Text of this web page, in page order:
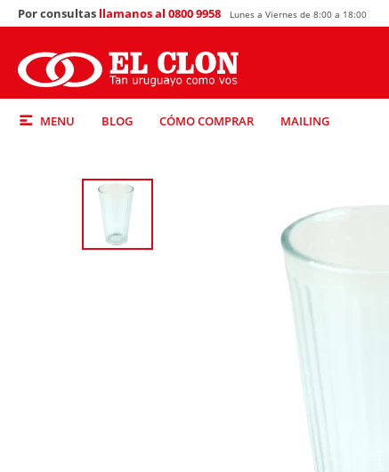
MENU BLOG CÓMO COMPRAR MAILING
Por consultas llamanos al 0800 9958 Lunes a Viernes de 8:00 a 18:00